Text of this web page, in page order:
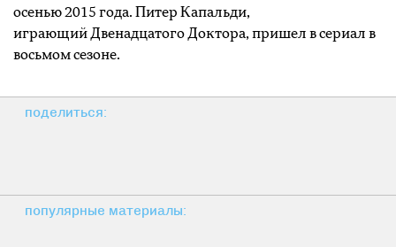
осенью 2015 года. Питер Капальди,
играющий Двенадцатого Доктора, пришел в сериал в
восьмом сезоне.
поделиться:
популярные материалы: